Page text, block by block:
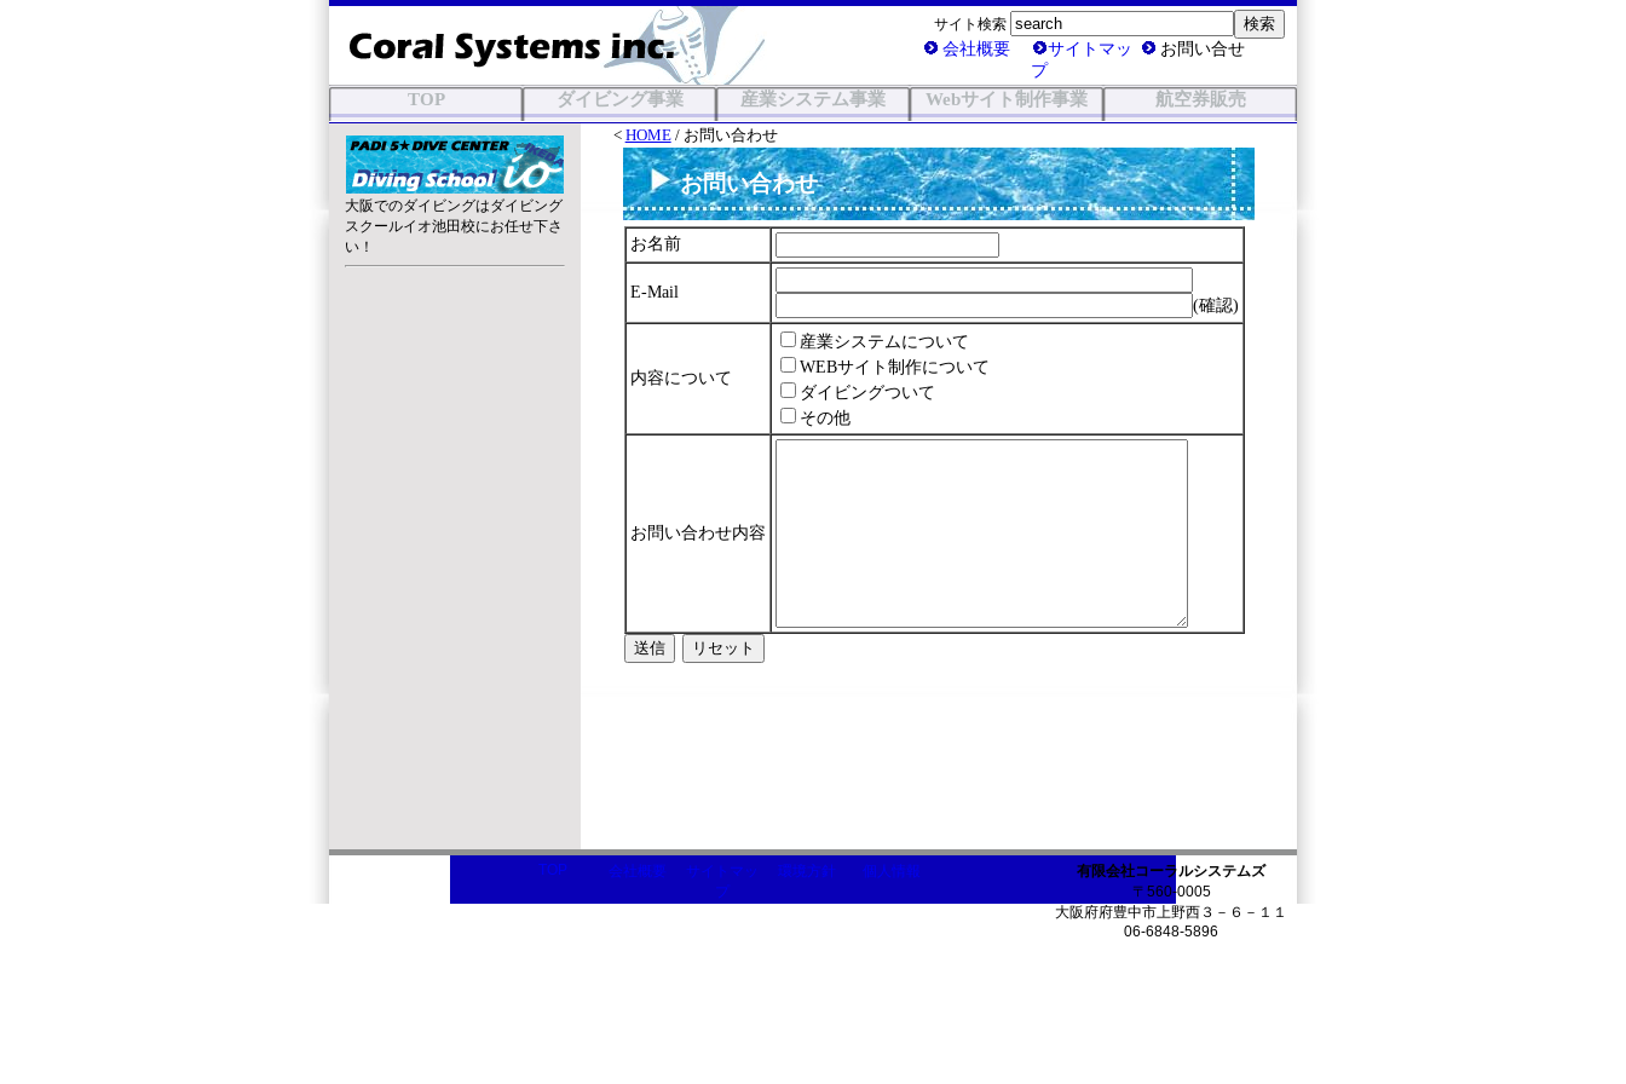
サイト検索
会社概要
サイトマッ
プ
お問い合せ
TOP ダイビング事業 産業システム事業 Webサイト制作事業 航空券販売
大阪でのダイビングはダイビング
スクールイオ池田校にお任せ下さ
い！
< HOME/ お問い合わせ
お問い合わせ
お名前
E-Mail
(確認)
内容について
産業システムについて
WEBサイト制作について
ダイビングついて
その他
お問い合わせ内容
TOP 会社概要
サイトマッ
プ
環境方針 個人情報
有限会社コーラルシステムズ
〒560-0005
大阪府府豊中市上野西３－６－１１
06-6848-5896